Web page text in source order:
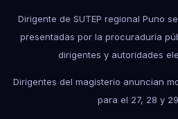
Dirigente de SUTEP regional Puno
presentadas por la procuraduría
dirigentes y autoridades
Dirigentes del magisterio anuncian
para el 27, 28 y